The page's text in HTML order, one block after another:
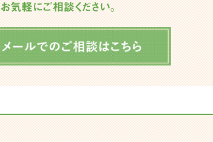
お気軽にご相談ください。